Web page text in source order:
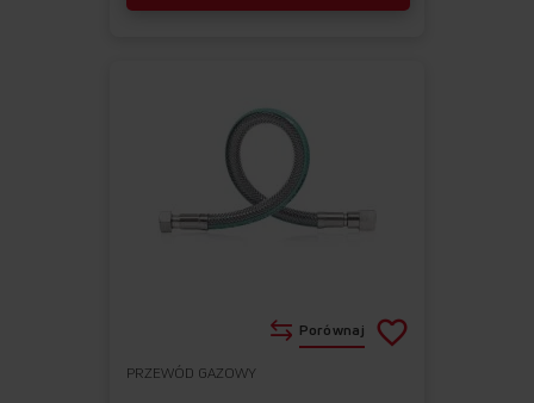
PRZEWÓD GAZOWY
Porównaj